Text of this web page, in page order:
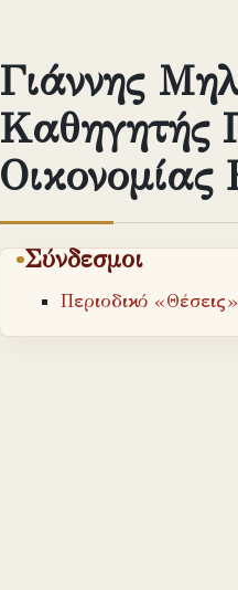
Γιάννης
Καθηγητής
Σύνδεσμοι
Περιοδικό «Θέσεις»